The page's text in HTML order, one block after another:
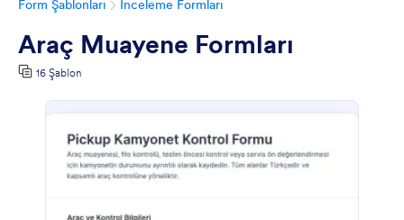
Form Şablonları İnceleme Formları
Araç Muayene Formları
16 Şablon